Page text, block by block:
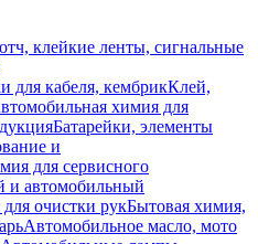
клейкие ленты, сигнальные
для кабеля, кембрикКлей,
химия для
Батарейки, элементы
и
для сервисного
и автомобильный
очистки рукБытовая химия,
Автомобильное масло, мото